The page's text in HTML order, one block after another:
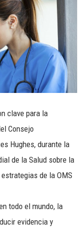
clave para la
Consejo
Hughes, durante la
de la Salud sobre la
de la OMS
todo el mundo, la
evidencia y